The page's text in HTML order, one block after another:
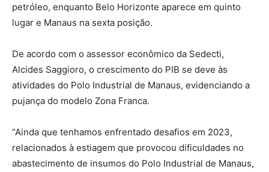
petróleo, enquanto Belo Horizonte aparece em quinto
lugar e Manaus na sexta posição.
De acordo com o assessor econômico da Sedecti,
Alcides Saggioro, o crescimento do PIB se deve às
atividades do Polo Industrial de Manaus, evidenciando a
pujança do modelo Zona Franca.
“Ainda que tenhamos enfrentado desafios em 2023,
relacionados à estiagem que provocou dificuldades no
abastecimento de insumos do Polo Industrial de Manaus,